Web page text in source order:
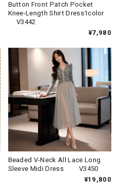
Button Front Patch Pocket
Knee-Length Shirt Dress1color
V3442
¥7,980
Beaded V-Neck All Lace Long
Sleeve Midi Dress V3450
¥19,800